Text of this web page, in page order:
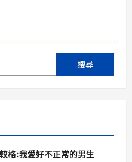
搜尋
格:我愛好不正常的男生